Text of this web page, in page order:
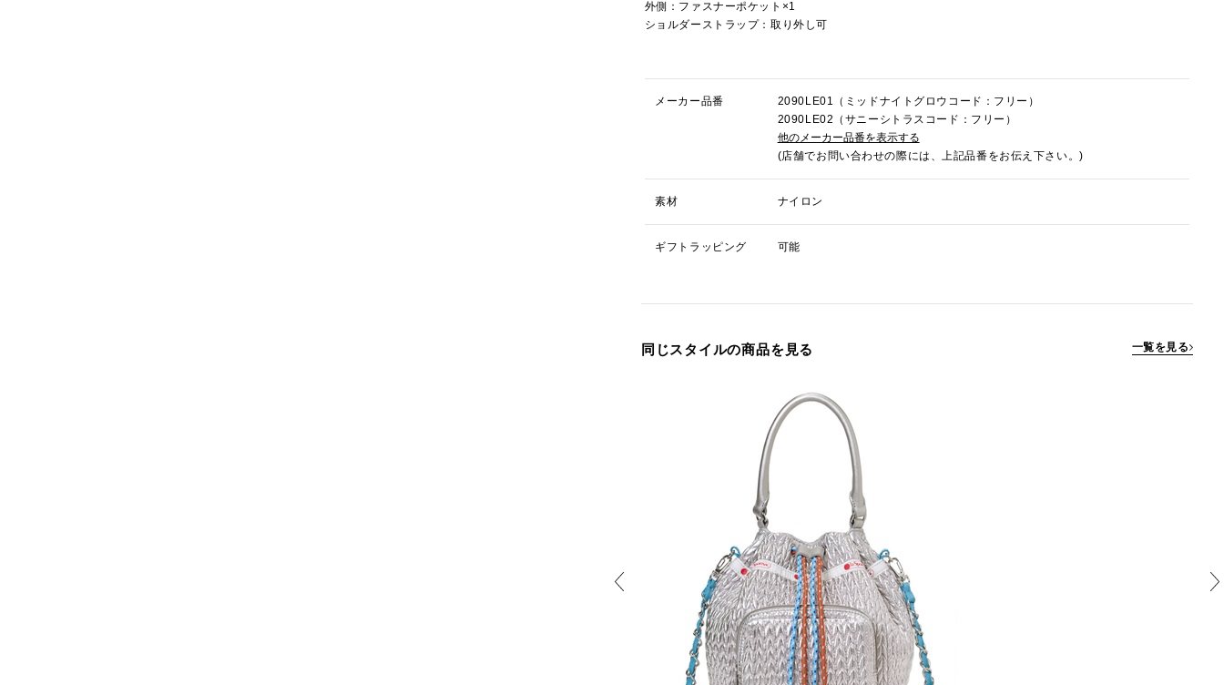
外側：ファスナーポケット×1
ショルダーストラップ：取り外し可
メーカー品番
2090LE01（ミッドナイトグロウコード：フリー）
2090LE02（サニーシトラスコード：フリー）
他のメーカー品番を表示する
(店舗でお問い合わせの際には、上記品番をお伝え下さい。)
素材 ナイロン
ギフトラッピング 可能
同じスタイルの商品を見る 一覧を見る